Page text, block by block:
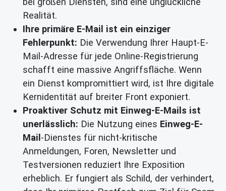
Realität.
Ihre primäre E-Mail ist ein einziger
Fehlerpunkt: Die Verwendung Ihrer Haupt-E-
Mail-Adresse für jede Online-Registrierung
schafft eine massive Angriffsfläche. Wenn
ein Dienst kompromittiert wird, ist Ihre digitale
Kernidentität auf breiter Front exponiert.
Proaktiver Schutz mit Einweg-E-Mails ist
unerlässlich: Die Nutzung eines Einweg-E-
Mail-Dienstes für nicht-kritische
Anmeldungen, Foren, Newsletter und
Testversionen reduziert Ihre Exposition
erheblich. Er fungiert als Schild, der verhindert,